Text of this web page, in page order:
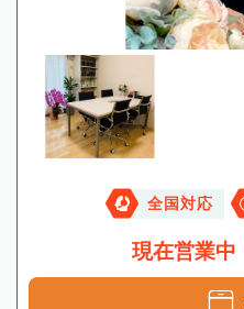
全国対応
現在営業中